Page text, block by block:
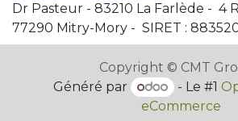
Dr Pasteur - 83210 La Farlède - 4
77290 Mitry-Mory - SIRET :
Copyright © CMT
Généré par
- Le #1
eCommerce